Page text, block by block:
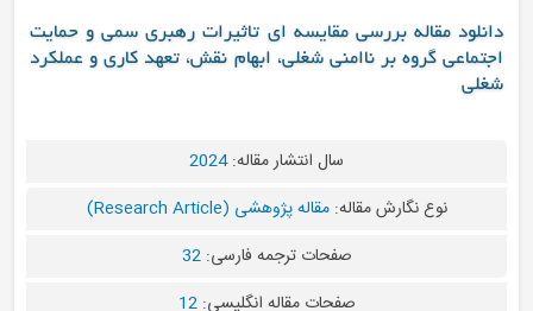
دانلود مقاله بررسی مقایسه ای تاثیرات رهبری سمی و حمایت
اجتماعی گروه بر ناامنی شغلی، ابهام نقش، تعهد کاری و عملکرد
شغلی
سال انتشار مقاله:2024
نوع نگارش مقاله:مقاله پژوهشی (Research Article)
صفحات ترجمه فارسی:32
صفحات مقاله انگلیسی:12